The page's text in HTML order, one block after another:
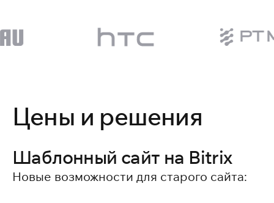
Цены и решения
Шаблонный сайт на Bitrix
Новые возможности для старого сайта: